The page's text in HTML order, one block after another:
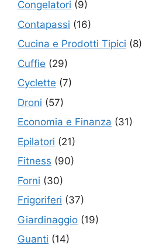
Congelatori (9)
Contapassi (16)
Cucina e Prodotti Tipici (8)
Cuffie (29)
Cyclette (7)
Droni (57)
Economia e Finanza (31)
Epilatori (21)
Fitness (90)
Forni (30)
Frigoriferi (37)
Giardinaggio (19)
Guanti (14)